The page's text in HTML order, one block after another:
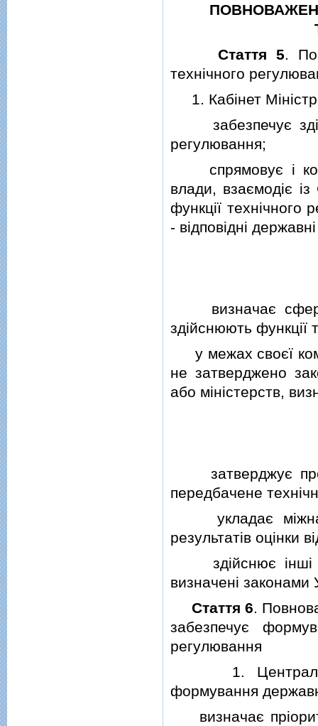
Стаття 5.
технiчного
1. Кабiнет
забезпечує
регулювання;
спрямовує i
влади, взаємодiє iз
функцiї технiчного
- вiдповiднi
визначає сфери
здiйснюють функцiї
у межах своєї
не затверджено
або мiнiстерств,
затверджує
передбачене
укладає
результатiв оцiнки
здiйснює iншi
визначенi законами
Стаття 6.
забезпечує
регулювання
1.
формування
визначає